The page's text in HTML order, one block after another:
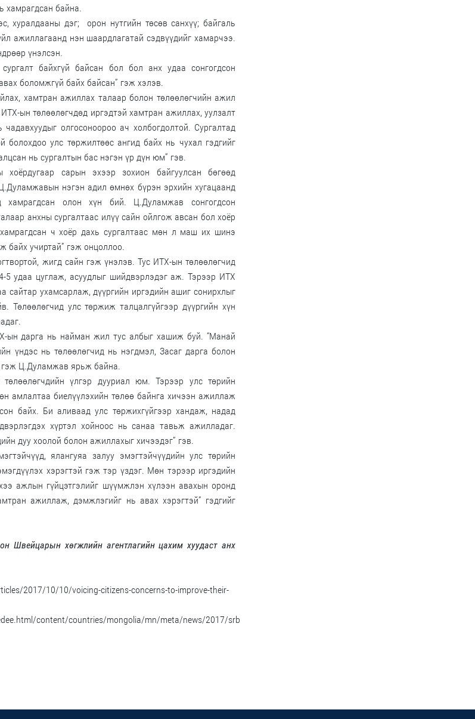
хамрагдсан байна.
хуралдааны дэг; орон нутгийн төсөв санхүү; байгаль
ажиллагаанд нэн шаардлагатай сэдвүүдийг хамарчээ.
үнэлсэн.
байхгүй байсан бол бол анх удаа сонгогдсон
боломжгүй байх байсан” гэж хэлэв.
хамтран ажиллах талаар болон төлөөлөгчийн ажил
ын төлөөлөгчдөд иргэдтэй хамтран ажиллах, уулзалт
олгосоноороо ач холбогдолтой. Сургалтад
улс төржилтөөс ангид байх нь чухал гэдгийг
нь сургалтын бас нэгэн үр дүн юм” гэв.
хоёрдугаар сарын эхээр зохион байгуулсан бөгөөд
нэгэн адил өмнөх бүрэн эрхийн хугацаанд
хамрагдсан олон хүн бий. Ц.Дуламжав сонгогдсон
анхны сургалтаас илүү сайн ойлгож авсан бол хоёр
ч хоёр дахь сургалтаас мөн л маш их шинэ
байх учиртай” гэж онцоллоо.
жигд сайн гэж үнэлэв. Тус ИТХ-ын төлөөлөгчид
5 удаа цуглаж, асуудлыг шийдвэрлэдэг аж. Тэрээр ИТХ
сайтар ухамсарлаж, дүүргийн иргэдийн ашиг сонирхлыг
улс төржиж талцалгүйгээр дүүргийн хүн
ын дарга нь найман жил тус албыг хашиж буй. “Манай
үндэс нь төлөөлөгчид нь нэгдмэл, Засаг дарга болон
гэж Ц.Дуламжав ярьж байна.
үлгэр дууриал юм. Тэрээр улс төрийн
амлалтаа биелүүлэхийн төлөө байнга хичээн ажиллаж
байх. Би аливаад улс төржихгүйгээр хандаж, надад
хүртэл хойноос нь санаа тавьж ажилладаг.
дуу хоолой болон ажиллахыг хичээдэг” гэв.
ялангуяа залуу эмэгтэйчүүдийн улс төрийн
хэрэгтэй гэж тэр үздэг. Мөн тэрээр иргэдийн
ажлын гүйцэтгэлийг шүүмжлэн хүлээн авахын оронд
ажиллаж, дэмжлэгийг нь авах хэрэгтэй” гэдгийг
Швейцарын хөгжлийн агентлагийн цахим хуудаст анх
2017/10/10/voicing-citizens-concerns-to-improve-their-
content/countries/mongolia/mn/meta/news/2017/srb